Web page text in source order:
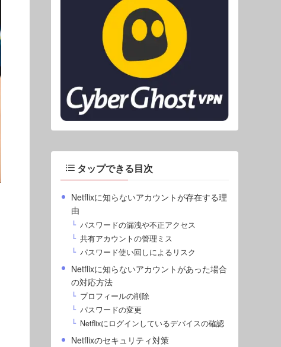
タップできる目次
Netflixに知らないアカウントが存在する理
由
パスワードの漏洩や不正アクセス
共有アカウントの管理ミス
パスワード使い回しによるリスク
Netflixに知らないアカウントがあった場合
の対応方法
プロフィールの削除
パスワードの変更
Netflixにログインしているデバイスの確認
Netflixのセキュリティ対策